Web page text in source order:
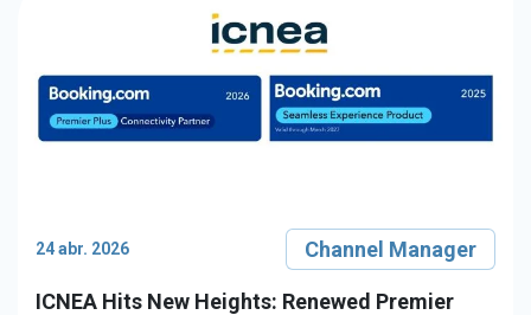
24 abr. 2026 Channel Manager
ICNEA Hits New Heights: Renewed Premier